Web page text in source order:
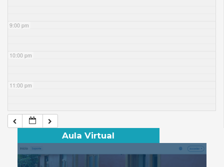
9:00 pm
10:00 pm
11:00 pm
Aula Virtual